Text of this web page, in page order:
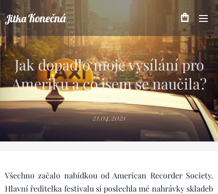
JitkaKonečná
Jak dopadlo moje vysílání pro
Ameriku a co jsem se naučila?
21.04.2021
Všechno začalo nabídkou od American Recorder Society.
Hlavní ředitelka festivalu si poslechla mé nahrávky skladeb